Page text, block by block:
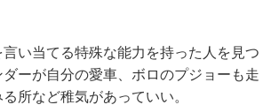
い当てる特殊な能力を持った人を見つ
ーが自分の愛車、ボロのプジョーも走
所など稚気があっていい。